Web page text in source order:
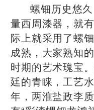
螺钿历史悠
量西周漆器，就
际上就采用了螺
成熟，大家熟知
时期的艺术瑰宝
廷的青睐，工艺
年，两淮盐政李